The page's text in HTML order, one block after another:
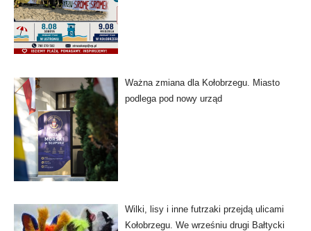
Ważna zmiana dla Kołobrzegu. Miasto
podlega pod nowy urząd
Wilki, lisy i inne futrzaki przejdą ulicami
Kołobrzegu. We wrześniu drugi Bałtycki